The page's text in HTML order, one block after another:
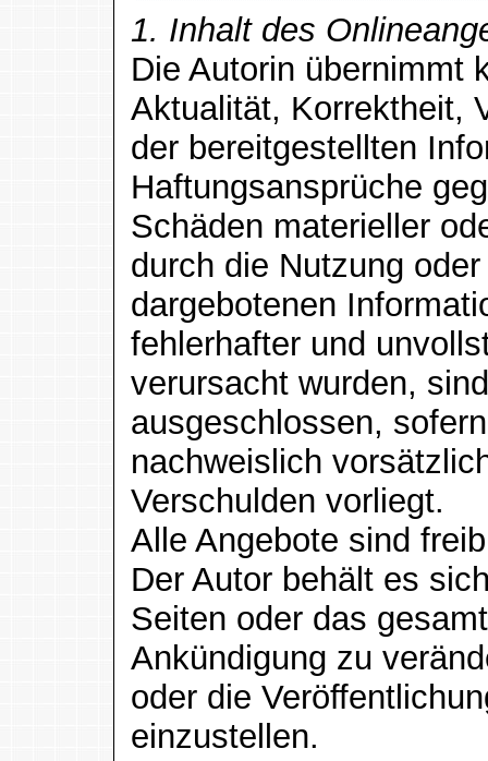
1. Inhalt des
Die Autorin übernimmt
Aktualität, Korrektheit,
der bereitgestellten
Haftungsansprüche
Schäden materieller
durch die Nutzung
dargebotenen
fehlerhafter und
verursacht wurden,
ausgeschlossen,
nachweislich
Verschulden vorliegt.
Alle Angebote sind
Der Autor behält es
Seiten oder das
Ankündigung zu
oder die
einzustellen.